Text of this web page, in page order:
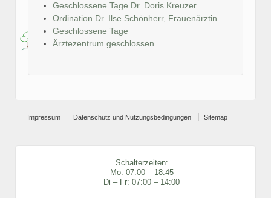
Geschlossene Tage Dr. Doris Kreuzer
Ordination Dr. Ilse Schönherr, Frauenärztin
Geschlossene Tage
Ärztezentrum geschlossen
Impressum Datenschutz und Nutzungsbedingungen Sitemap
Schalterzeiten:
Mo: 07:00 – 18:45
Di – Fr: 07:00 – 14:00